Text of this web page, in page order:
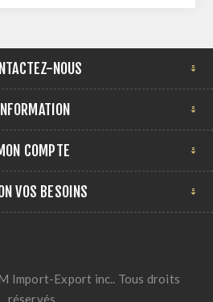
NOUS
INFORMATION
COMPTE
VOS BESOINS
Import-Export inc.. Tous droits
réservés.